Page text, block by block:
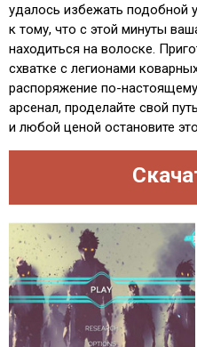
удалось избежать подобной
к тому, что с этой минуты
находиться на волоске.
схватке с легионами
распоряжение по-
арсенал, проделайте свой
и любой ценой остановите